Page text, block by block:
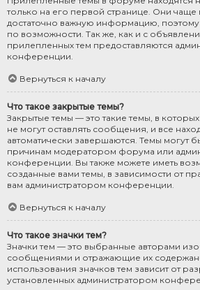
только на его первой странице. Они чаще
достаточно важную информацию,
по возможности. Так же, как и с
прилепленных тем предоставляются
конференции.
Вернуться к началу
Что такое закрытые темы?
Закрытые темы — это такие темы, в
не могут оставлять сообщения, и все
автоматически завершаются. Темы могут
причинам модератором форума или
конференции. Вы также можете иметь
созданные вами темы, в зависимости от
вам администратором конференции.
Вернуться к началу
Что такое значки тем?
Значки тем — это выбранные авторами
сообщениями и отражающие их
использования значков тем зависит от
установленных администратором